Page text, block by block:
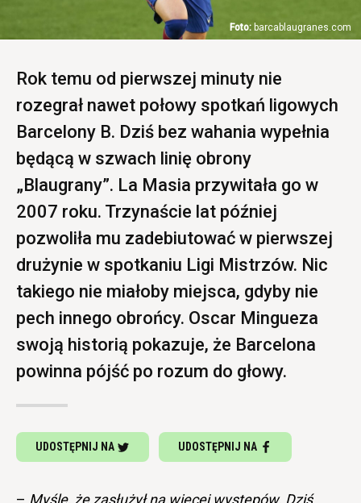
barcablaugranes.com
Rok temu od pierwszej minuty nie
rozegrał nawet połowy spotkań ligowych
Barcelony B. Dziś bez wahania wypełnia
będącą w szwach linię obrony
„Blaugrany”. La Masia przywitała go w
2007 roku. Trzynaście lat później
pozwoliła mu zadebiutować w pierwszej
drużynie w spotkaniu Ligi Mistrzów. Nic
takiego nie miałoby miejsca, gdyby nie
pech innego obrońcy. Oscar Mingueza
swoją historią pokazuje, że Barcelona
powinna pójść po rozum do głowy.
UDOSTĘPNIJ NA UDOSTĘPNIJ NA
– Myślę, że zasłużył na więcej występów. Dziś